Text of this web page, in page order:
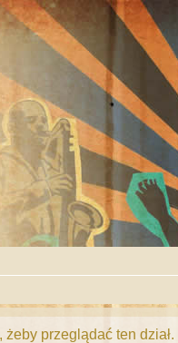
przeglądać ten dział.